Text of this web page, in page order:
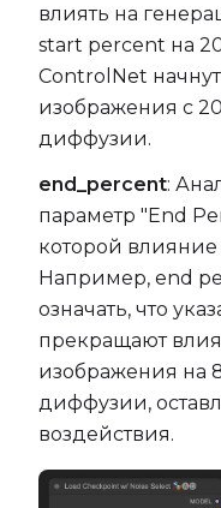
влиять на
start percent на
ControlNet
изображения с
диффузии.
end_percent:
параметр "End
которой
Например, end
означать, что
прекращают
изображения на
диффузии,
воздействия.